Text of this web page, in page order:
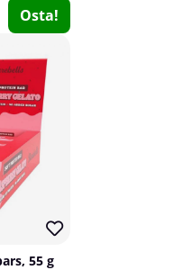
Osta!
55 g